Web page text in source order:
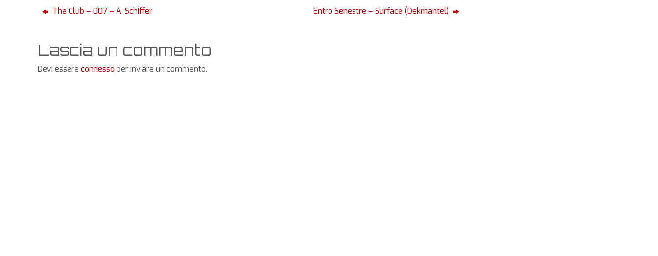
The Club – 007 – A. Schiffer Entro Senestre – Surface (Dekmantel)
Lascia un commento
Devi essere connesso per inviare un commento.